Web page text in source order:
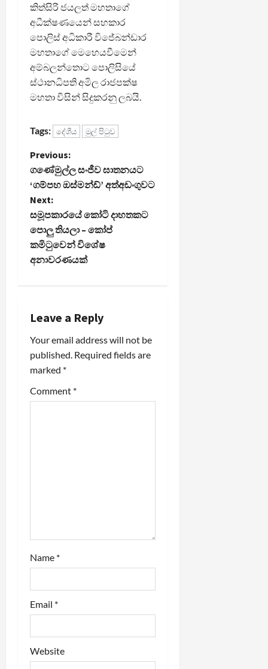
කිත්සිරි ජයලත් මහතාගේ
අධීක්ෂණයෙන් සහකාර
පොලිස් අධිකාරී විජේබන්ඩාර
මහතාගේ මෙහෙයවීමෙන්
අම්බලන්තොට පොලිසියේ
ස්ථානධිපති අමිල රාජපක්ෂ
මහතා විසින් සිදුකරනු ලබයි.
Tags: දේශීය මුල් පිටුව
P
o
s
t
n
v
i
g
a
Previous:
ගණේමුල්ල සංජීව ඝාතනයට
‘ගම්පහ ඔස්මන්ඩ්’ අත්අඩංගුවට
Next:
සමූපකාරයේ කෝටි දාහතකට
පොලු තියලා – කෝප්
කමිටුවෙන් විශේෂ
අනාවරණයක්
Leave a Reply
Your email address will not be
published. Required fields are
marked *
Comment *
Name *
Email *
Website